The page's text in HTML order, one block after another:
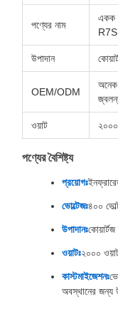
পণ্যের নাম
একক
R7S
উপাদান
OEM/ODM
অনেক
ওয়াট
পণ্যের বৈশিষ্ট্য
প্রয়োগঃ
ভোল্টেজঃ৪০০
উপাদানঃ
ওয়াটঃ২০০০
কাস্টমাইজেশনঃ
অবস্থানের জন্য